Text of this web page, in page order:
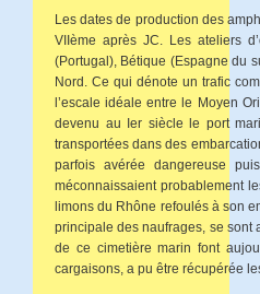
Les dates de production des
VIIème après JC. Les ateliers
(Portugal), Bétique (Espagne du
Nord. Ce qui dénote un trafic
l’escale idéale entre le Moyen
devenu au Ier siècle le port
transportées dans des
parfois avérée dangereuse
méconnaissaient probablement
limons du Rhône refoulés à son
principale des naufrages, se sont
de ce cimetière marin font
cargaisons, a pu être récupérée